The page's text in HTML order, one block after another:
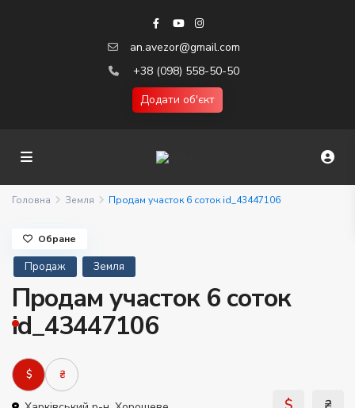
an.avezor@gmail.com
+38 (098) 558-50-50
Додати об'єкт
Головна Земля Продам участок 6 соток id_43447106
Продаж Земля
Продам участок 6 соток
id_43447106
$ ₴
Обране